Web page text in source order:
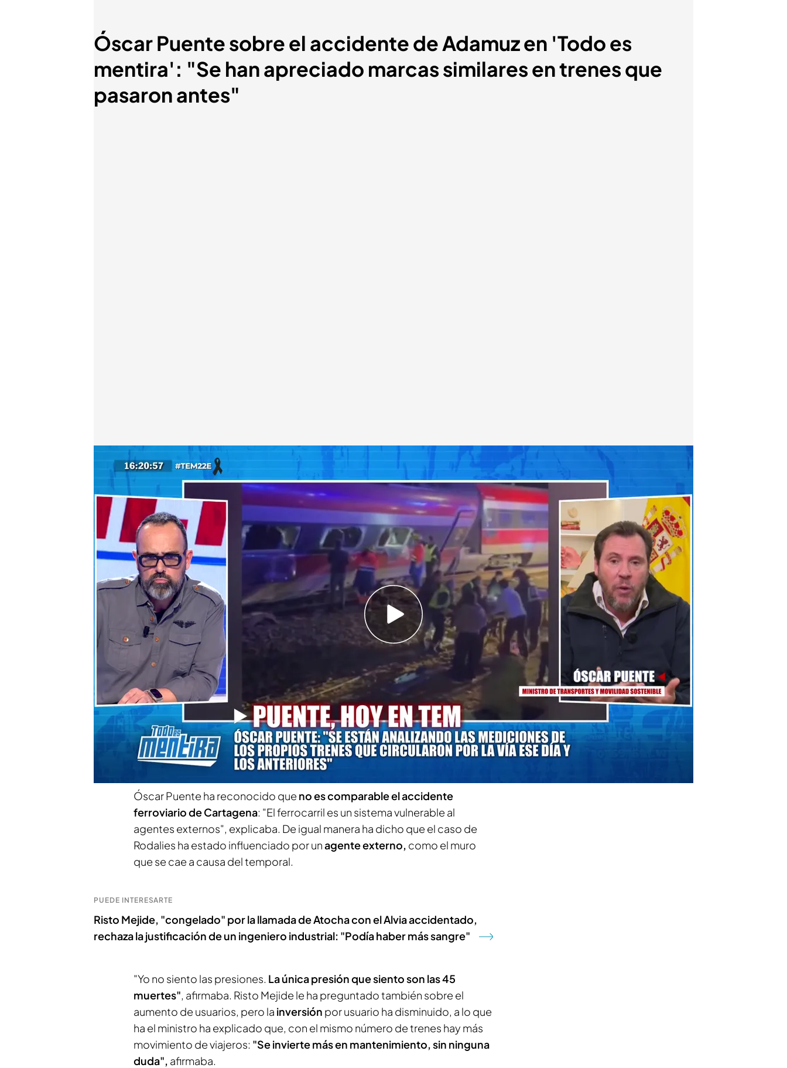
Óscar Puente sobre el accidente de Adamuz en 'Todo es
mentira': "Se han apreciado marcas similares en trenes que
pasaron antes"
cuatro.com
Todo es mentira
22 ENE 2026 - 17:24h.
El ministro de Transportes desvela nuevos datos de la investigación
Juan Franco, ingeniero industrial, advierte sobre el riesgo de las
vibraciones en los trenes de alta velocidad: "Son un peligro"
Compartir
Tras dos horas y media de rueda de prensa en la que el ministro de
transporte,Óscar Puente,
respondió a todas las preguntas de los medios
en el día de ayer, hoy
ha conectado en directo en 'Todo es mentira'.
Durante su entrevista, el presentador del programa, Risto Mejide,le ha
agradecido que "de la cara" en los momentos más críticos. Tras esto, ha
comenzado a preguntarle al ministro para esclarecer todos los hechos
que hemos estado viviendo en la última semana.
Óscar Puente ha reconocido que no es comparable el accidente
ferroviario de Cartagena: "El ferrocarril es un sistema vulnerable al
agentes externos", explicaba. De igual manera ha dicho que el caso de
Rodalies ha estado influenciado por unagente externo, como el muro
que se cae a causa del temporal.
PUEDE INTERESARTE
Risto Mejide, "congelado" por la llamada de Atocha con el Alvia accidentado,
rechaza la justificación de un ingeniero industrial: "Podía haber más sangre"
"Yo no siento las presiones. La única presión que siento son las 45
muertes", afirmaba. Risto Mejide le ha preguntado también sobre el
aumento de usuarios, pero la inversión por usuario ha disminuido, a lo que
ha el ministro ha explicado que, con el mismo número de trenes hay más
movimiento de viajeros: "Se invierte más en mantenimiento, sin ninguna
duda", afirmaba.